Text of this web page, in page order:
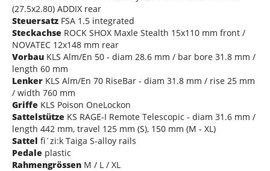
(27.5x2.80) ADDIX rear
Steuersatz FSA 1.5 integrated
Steckachse ROCK SHOX Maxle Stealth 15x110 mm front /
NOVATEC 12x148 mm rear
Vorbau KLS Alm/En 50 - diam 28.6 mm / bar bore 31.8 mm /
length 60 mm
Lenker KLS Alm/En 70 RiseBar - diam 31.8 mm / rise 25 mm
/ width 760 mm
Griffe KLS Poison OneLockon
Sattelstütze KS RAGE-I Remote Telescopic - diam 31.6 mm /
length 442 mm, travel 125 mm (S), 150 mm (M - XL)
Sattel fi´zi:k Taiga S-alloy rails
Pedale plastic
Rahmengrössen M / L / XL